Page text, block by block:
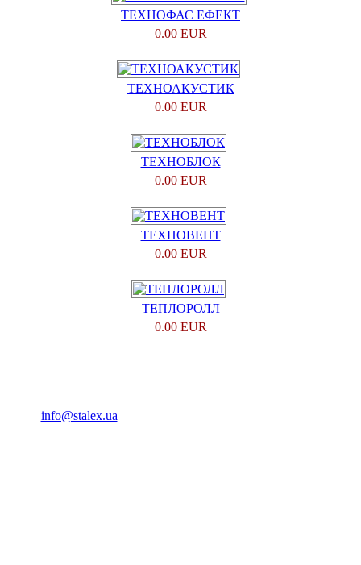
ТЕХНОФАС ЕФЕКТ
0.00 EUR
ТЕХНОАКУСТИК
0.00 EUR
ТЕХНОБЛОК
0.00 EUR
ТЕХНОВЕНТ
0.00 EUR
ТЕПЛОРОЛЛ
0.00 EUR
info@stalex.ua